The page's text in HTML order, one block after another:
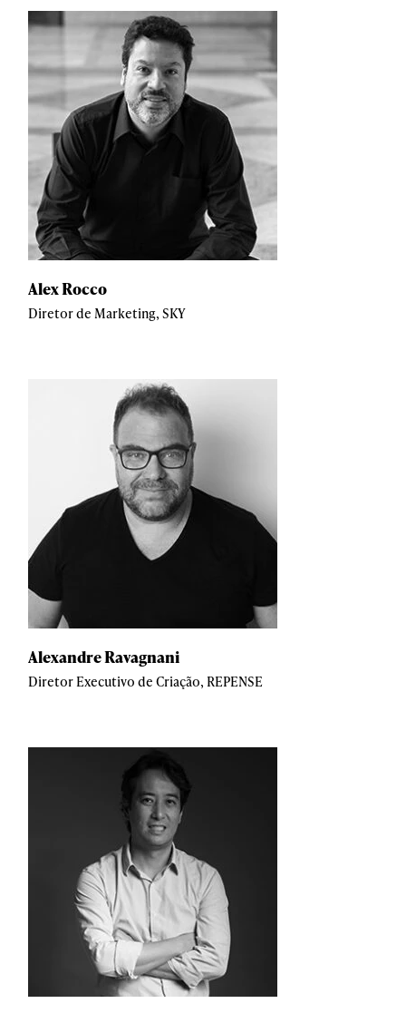
Alex Rocco
Diretor de Marketing, SKY
Alexandre Ravagnani
Diretor Executivo de Criação, REPENSE